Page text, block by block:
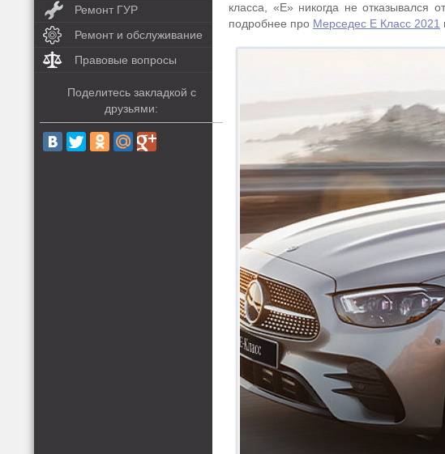
Ремонт ГУР
Ремонт и обслуживание
Правовые вопросы
Поделитесь закладкой с
друзьями:
класса, «E» никогда не отказывался
подробнее про Мерседес Е Класс 2021